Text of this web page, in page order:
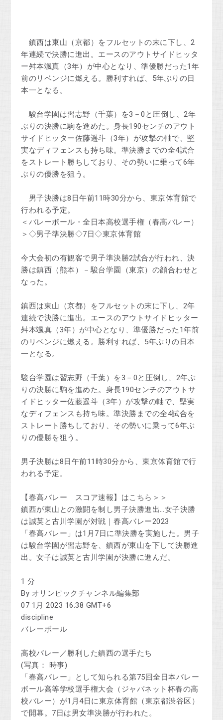
鎮西は東山（京都）をフルセットの末に下し、2
年連続で決勝に進出。エースのアウトサイドヒッタ
ー舛本颯真（3年）が中心となり、準優勝だった1年
前のリベンジに燃える。勝利すれば、5年ぶりの日
本一となる。
駿台学園は習志野（千葉）を3－0と圧倒し、2年
ぶりの決勝に駒を進めた。身長190センチのアウト
サイドヒッター佐藤遥斗（3年）が攻撃の軸で、堅
実なディフェンスも持ち味。準決勝までの全4試合
をストレート勝ちしており、その勢いに乗って6年
ぶりの優勝を狙う。
男子決勝は8日午前11時30分から、東京体育館で
行われる予定。
＜バレーボール・全日本高校選手権（春高バレー）
＞◇男子準決勝◇7日◇東京体育館
今大会初の有観客で男子準決勝2試合が行われ、決
勝は鎮西（熊本）－駿台学園（東京）の顔合わせと
なった。
鎮西は東山（京都）をフルセットの末に下し、2年
連続で決勝に進出。エースのアウトサイドヒッター
舛本颯真（3年）が中心となり、準優勝だった1年前
のリベンジに燃える。勝利すれば、5年ぶりの日本
一となる。
駿台学園は習志野（千葉）を3－0と圧倒し、2年ぶ
りの決勝に駒を進めた。身長190センチのアウトサ
イドヒッター佐藤遥斗（3年）が攻撃の軸で、堅実
なディフェンスも持ち味。準決勝までの全4試合を
ストレート勝ちしており、その勢いに乗って6年ぶ
りの優勝を狙う。
男子決勝は8日午前11時30分から、東京体育館で行
われる予定。
【春高バレー スコア速報】はこちら＞＞
鎮西が東山との激闘を制し男子決勝進出…女子決勝
は誠英と古川学園が対戦｜春高バレー2023
「春高バレー」は1月7日に準決勝を実施した。男子
は駿台学園が習志野を、鎮西が東山を下して決勝進
出。女子は誠英と古川学園が決勝に進んだ。
1 分
By オリンピックチャンネル編集部
07 1月 2023 16:38 GMT+6
discipline
バレーボール
高校バレー／勝利した鎮西の選手たち
(写真： 時事)
「春高バレー」として知られる第75回全日本バレー
ボール高等学校選手権大会（ジャパネット杯春の高
校バレー）が1月4日に東京体育館（東京都渋谷区）
で開幕。7日は男女準決勝が行われた。